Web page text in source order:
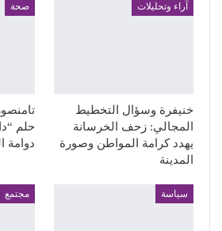
آراء وتحليلات
خنيفرة وسؤال التخطيط
المجالي: زحف الخرسانة
يهدد كرامة المواطن وصورة
المدينة
صحة
حلم
دوامة
سياسة مجتمع